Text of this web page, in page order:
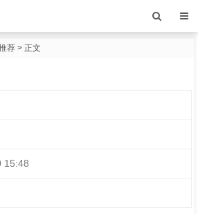
荐 > 正文
15:48